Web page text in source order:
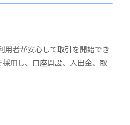
用者が安心して取引を開始でき
用し、口座開設、入出金、取